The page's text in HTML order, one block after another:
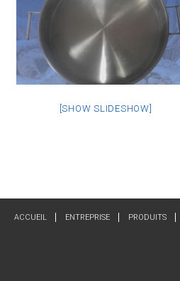
[SHOW SLIDESHOW]
ACCUEIL ENTREPRISE PRODUITS